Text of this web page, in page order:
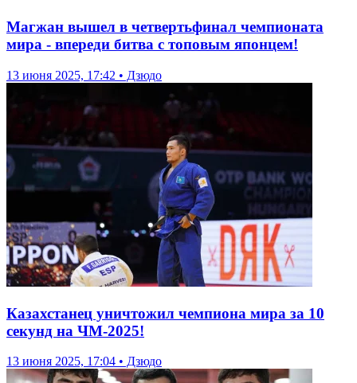
Магжан вышел в четвертьфинал чемпионата
мира - впереди битва с топовым японцем!
13 июня 2025, 17:42 • Дзюдо
Казахстанец уничтожил чемпиона мира за 10
секунд на ЧМ-2025!
13 июня 2025, 17:04 • Дзюдо